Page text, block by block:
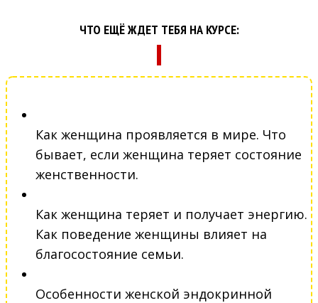
ЧТО ЕЩЁ ЖДЕТ ТЕБЯ НА КУРСЕ:
Как женщина проявляется в мире. Что
бывает, если женщина теряет состояние
женственности.
Как женщина теряет и получает энергию.
Как поведение женщины влияет на
благосостояние семьи.
Особенности женской эндокринной